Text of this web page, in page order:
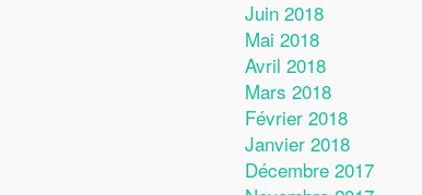
Juin 2018
Mai 2018
Avril 2018
Mars 2018
Février 2018
Janvier 2018
Décembre 2017